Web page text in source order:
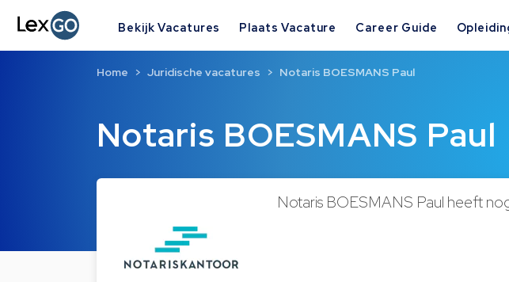
Bekijk Vacatures Plaats Vacature Career Guide
Notaris BOESMANS Paul
Home Juridische vacatures Notaris BOESMANS Paul
Notaris BOESMANS Paul heeft